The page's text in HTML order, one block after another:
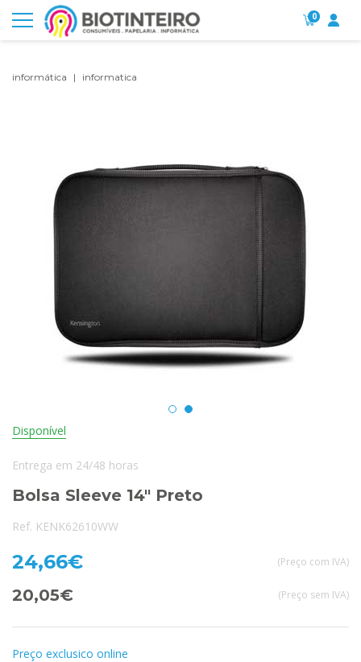
0
informática informatica
Disponível
Entrega em 24/48 horas
Bolsa Sleeve 14" Preto
Ref. KENK62610WW
24,66€ (Preço com IVA)
20,05€ (Preço sem IVA)
Preço exclusico online